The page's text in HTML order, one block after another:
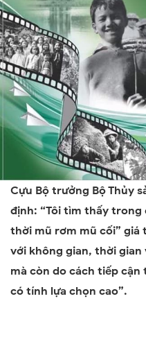
Cựu Bộ trưởng Bộ Thủy
định: “Tôi tìm thấy trong
thời mũ rơm mũ cối” giá
với không gian, thời gian
mà còn do cách tiếp
có tính lựa chọn cao”.